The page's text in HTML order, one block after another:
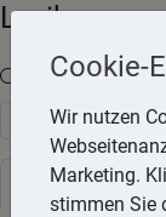
Lexika
Volltext-Suche
Steuerlexikon
Cookie-
Wir nutzen
Marketing.
stimmen Sie